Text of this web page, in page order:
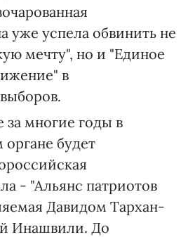
уже успела обвинить не
мечту", но и "Единое
в
за многие годы в
органе будет
- "Альянс патриотов
Давидом Тархан-
Инашвили. До